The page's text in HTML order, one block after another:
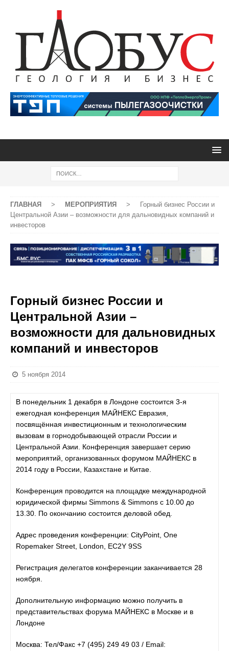
ГЛАВНАЯ > МЕРОПРИЯТИЯ >
Горный бизнес России и
Центральной Азии – возможности для дальновидных компаний и
инвесторов
Горный бизнес России и
Центральной Азии –
возможности для дальновидных
компаний и инвесторов
5 ноября 2014
В понедельник 1 декабря в Лондоне состоится 3-я
ежегодная конференция МАЙНЕКС Евразия,
посвящённая инвестиционным и технологическим
вызовам в горнодобывающей отрасли России и
Центральной Азии. Конференция завершает серию
мероприятий, организованных форумом МАЙНЕКС в
2014 году в России, Казахстане и Китае.
Конференция проводится на площадке международной
юридической фирмы Simmons & Simmons с 10.00 до
13.30. По окончанию состоится деловой обед.
Адрес проведения конференции: CityPoint, One
Ropemaker Street, London, EC2Y 9SS
Регистрация делегатов конференции заканчивается 28
ноября.
Дополнительную информацию можно получить в
представительствах форума МАЙНЕКС в Москве и в
Лондоне
Москва: Тел/Факс +7 (495) 249 49 03 / Email: